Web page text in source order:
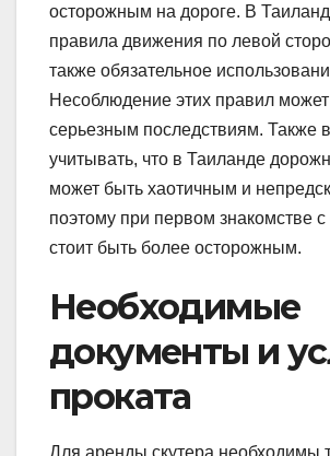
осторожным на дороге. В
правила движения по левой
также обязательное
Несоблюдение этих правил может
серьезным последствиям. Также
учитывать, что в Таиланде
может быть хаотичным и
поэтому при первом знакомстве с
стоит быть более осторожным.
Необходимые
документы и
проката